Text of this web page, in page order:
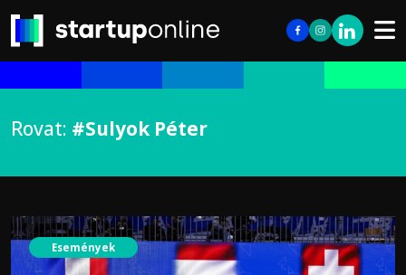
Rovat: #Sulyok Péter
Események